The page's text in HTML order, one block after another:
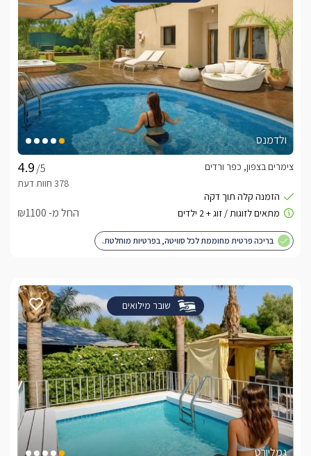
אתכם, חופשה מפנקת ורגועה
לידיעתכם, הפרטים המוצגים באתר: התפוסה המחירים והמבצעים
מעודכנים ומאומתים. תוכלו לבדוק ולבצע הזמנה באהבה רבה ♥
לפרטים נוספים או שאלות אנחנו פה לשירותכם
בברכה, ניתה/מיקי -072-2456816
לצפייה באטרקציות ומסעדות בקרבת מרגנית בגליל -
לחצו כאן
ולדמנס
/5
צימרים בצפון, כפר ורדים
החל מ- ₪1100
בריכה פרטית מחוממת לכל סוויטה, בפרטיות מוחלטת.
שובר מילואים
גמליורט